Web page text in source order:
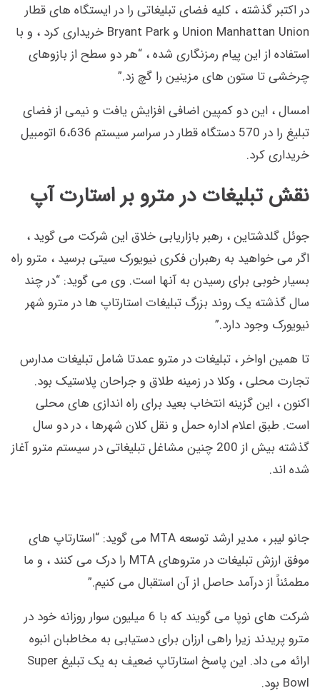
در اکتبر گذشته ، کلیه فضای تبلیغاتی را در ایستگاه های قطار
Union Manhattan Union و Bryant Park خریداری کرد ، و با
استفاده از این پیام رمزنگاری شده ، “هر دو سطح از بازوهای
چرخشی تا ستون های مزینین را گچ زد.”
امسال ، این دو کمپین اضافی افزایش یافت و نیمی از فضای
تبلیغ را در 570 دستگاه قطار در سراسر سیستم 6،636 اتومبیل
خریداری کرد.
نقش تبلیغات در مترو بر استارت آپ
جوئل گلدشتاین ، رهبر بازاریابی خلاق این شرکت می گوید ،
اگر می خواهید به رهبران فکری نیویورک سیتی برسید ، مترو راه
بسیار خوبی برای رسیدن به آنها است. وی می گوید: “در چند
سال گذشته یک روند بزرگ تبلیغات استارتاپ ها در مترو شهر
نیویورک وجود دارد.”
تا همین اواخر ، تبلیغات در مترو عمدتا شامل تبلیغات مدارس
تجارت محلی ، وکلا در زمینه طلاق و جراحان پلاستیک بود.
اکنون ، این گزینه انتخاب بعید برای راه اندازی های محلی
است. طبق اعلام اداره حمل و نقل کلان شهرها ، در دو سال
گذشته بیش از 200 چنین مشاغل تبلیغاتی در سیستم مترو آغاز
شده اند.
جانو لیبر ، مدیر ارشد توسعه MTA می گوید: “استارتاپ های
موفق ارزش تبلیغات در متروهای MTA را درک می کنند ، و ما
مطمئناً از درآمد حاصل از آن استقبال می کنیم.”
شرکت های نوپا می گویند که با 6 میلیون سوار روزانه خود در
مترو پریدند زیرا راهی ارزان برای دستیابی به مخاطبان انبوه
ارائه می داد. این پاسخ استارتاپ ضعیف به یک تبلیغ Super
Bowl بود.